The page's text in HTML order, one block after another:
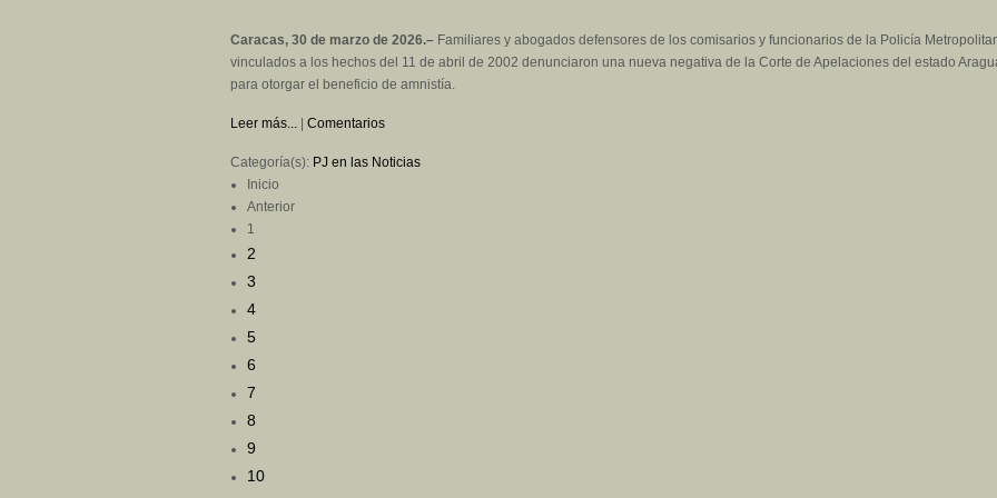
Caracas, 30 de marzo de 2026.– Familiares y abogados defensores de los comisarios y funcionarios de la Policía
vinculados a los hechos del 11 de abril de 2002 denunciaron una nueva negativa de la Corte de Apelaciones del estado
para otorgar el beneficio de amnistía.
Leer más... Comentarios
Categoría(s): PJ en las Noticias
Inicio
Anterior
1
2
3
4
5
6
7
8
9
10